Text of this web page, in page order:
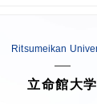
Ritsumeikan
立命館大学